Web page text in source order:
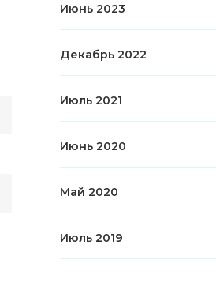
Июнь 2023
Декабрь 2022
Июль 2021
Июнь 2020
Май 2020
Июль 2019